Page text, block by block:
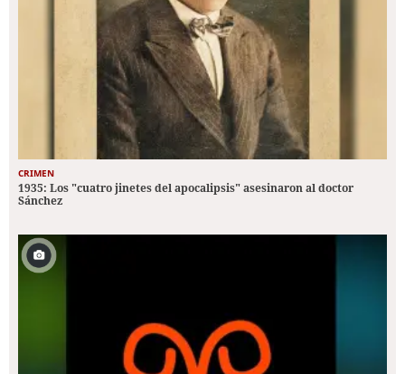
CRIMEN
1935: Los "cuatro jinetes del apocalipsis" asesinaron al doctor
Sánchez